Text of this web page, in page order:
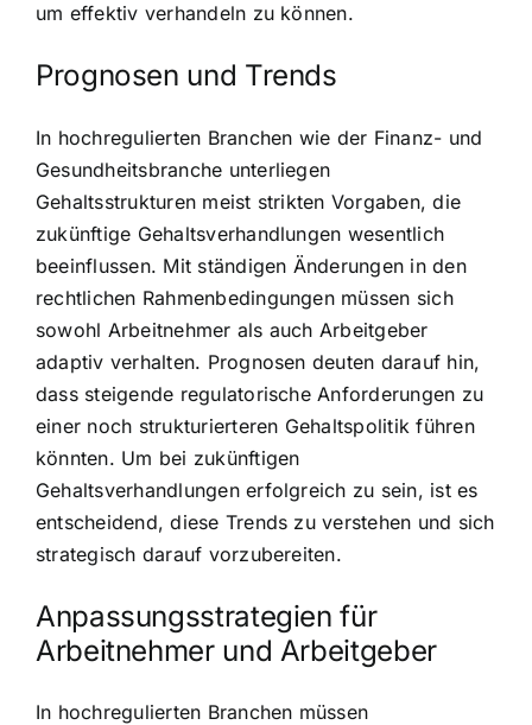
um effektiv verhandeln zu können.
Prognosen und Trends
In hochregulierten Branchen wie der Finanz- und
Gesundheitsbranche unterliegen
Gehaltsstrukturen meist strikten Vorgaben, die
zukünftige Gehaltsverhandlungen wesentlich
beeinflussen. Mit ständigen Änderungen in den
rechtlichen Rahmenbedingungen müssen sich
sowohl Arbeitnehmer als auch Arbeitgeber
adaptiv verhalten. Prognosen deuten darauf hin,
dass steigende regulatorische Anforderungen zu
einer noch strukturierteren Gehaltspolitik führen
könnten. Um bei zukünftigen
Gehaltsverhandlungen erfolgreich zu sein, ist es
entscheidend, diese Trends zu verstehen und sich
strategisch darauf vorzubereiten.
Anpassungsstrategien für
Arbeitnehmer und Arbeitgeber
In hochregulierten Branchen müssen